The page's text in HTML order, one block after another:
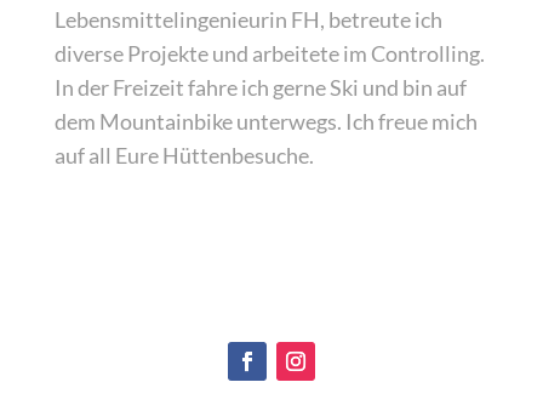
Lebensmittelingenieurin FH, betreute ich
diverse Projekte und arbeitete im Controlling.
In der Freizeit fahre ich gerne Ski und bin auf
dem Mountainbike unterwegs. Ich freue mich
auf all Eure Hüttenbesuche.